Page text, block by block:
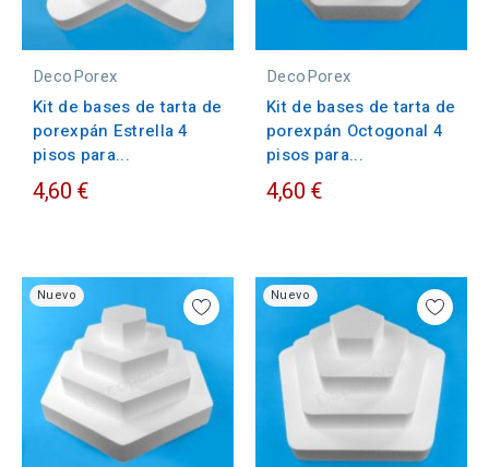
DecoPorex
Kit de bases de tarta de
porexpán Estrella 4
pisos para...
4,60 €
DecoPorex
Kit de bases de tarta de
porexpán Octogonal 4
pisos para...
4,60 €
Nuevo Nuevo